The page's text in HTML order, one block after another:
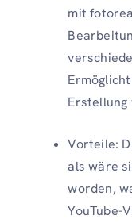
mit
Vorteile:
als wäre
worden,
YouTube-